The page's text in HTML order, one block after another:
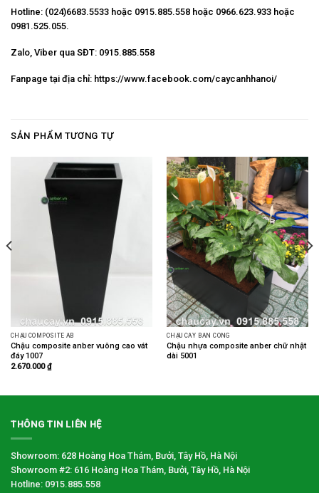
Hotline: (024)6683.5533 hoặc 0915.885.558 hoặc 0966.623.933 hoặc
0981.525.055.
Zalo, Viber qua SĐT: 0915.885.558
Fanpage tại địa chỉ: https://www.facebook.com/caycanhhanoi/
SẢN PHẨM TƯƠNG TỰ
CHẬU COMPOSITE AB
Chậu composite anber vuông cao vát
đáy 1007
2.670.000₫
CHẬU CÂY BAN CÔNG
Chậu nhựa composite anber chữ nhật
dài 5001
THÔNG TIN LIÊN HỆ
Showroom: 628 Hoàng Hoa Thám, Bưởi, Tây Hồ, Hà Nội
Showroom #2: 616 Hoàng Hoa Thám, Bưởi, Tây Hồ, Hà Nội
Hotline: 0915.885.558